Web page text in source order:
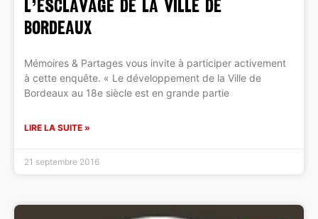
l’esclavage de la Ville de
Bordeaux
Mémoires & Partages vous invite à participer activement
à cette enquête. « Le développement de la Ville de
Bordeaux au 18e siècle est en grande partie
LIRE LA SUITE »
21 septembre 2016